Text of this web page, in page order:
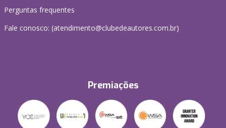
Perguntas frequentes
Fale conosco: (atendimento@clubedeautores.com.br)
Premiações